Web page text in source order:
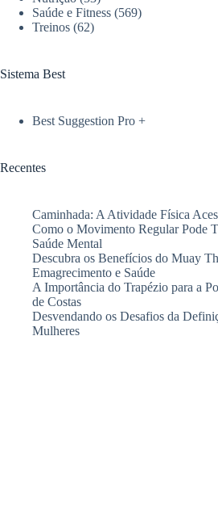
Saúde e Fitness (569)
Treinos (62)
Sistema Best
Best Suggestion Pro +
Recentes
Caminhada: A Atividade Física
Como o Movimento Regular Pode
Saúde Mental
Descubra os Benefícios do Muay
Emagrecimento e Saúde
A Importância do Trapézio para a
de Costas
Desvendando os Desafios da
Mulheres